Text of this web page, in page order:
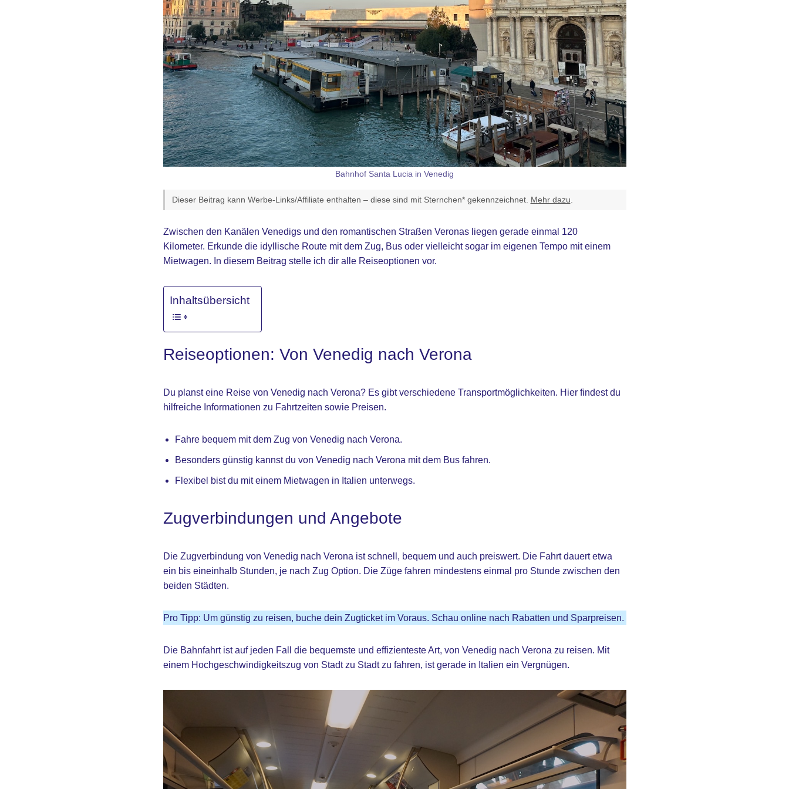
Bahnhof Santa Lucia in Venedig
Dieser Beitrag kann Werbe-Links/Affiliate enthalten – diese sind mit Sternchen* gekennzeichnet. Mehr dazu.
Zwischen den Kanälen Venedigs und den romantischen Straßen Veronas liegen gerade einmal 120
Kilometer. Erkunde die idyllische Route mit dem Zug, Bus oder vielleicht sogar im eigenen Tempo mit einem
Mietwagen. In diesem Beitrag stelle ich dir alle Reiseoptionen vor.
Inhaltsübersicht
Reiseoptionen: Von Venedig nach Verona
Du planst eine Reise von Venedig nach Verona? Es gibt verschiedene Transportmöglichkeiten. Hier findest du
hilfreiche Informationen zu Fahrtzeiten sowie Preisen.
Fahre bequem mit dem Zug von Venedig nach Verona.
Besonders günstig kannst du von Venedig nach Verona mit dem Bus fahren.
Flexibel bist du mit einem Mietwagen in Italien unterwegs.
Zugverbindungen und Angebote
Die Zugverbindung von Venedig nach Verona ist schnell, bequem und auch preiswert. Die Fahrt dauert etwa
ein bis eineinhalb Stunden, je nach Zug Option. Die Züge fahren mindestens einmal pro Stunde zwischen den
beiden Städten.
Pro Tipp: Um günstig zu reisen, buche dein Zugticket im Voraus. Schau online nach Rabatten und Sparpreisen.
Die Bahnfahrt ist auf jeden Fall die bequemste und effizienteste Art, von Venedig nach Verona zu reisen. Mit
einem Hochgeschwindigkeitszug von Stadt zu Stadt zu fahren, ist gerade in Italien ein Vergnügen.